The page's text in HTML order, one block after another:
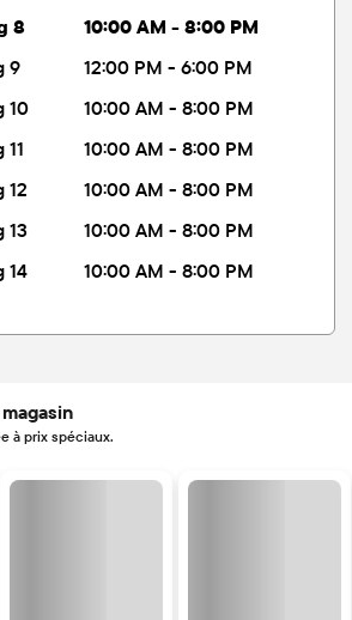
8
10:00 AM - 8:00 PM
9
12:00 PM - 6:00 PM
10
10:00 AM - 8:00 PM
11
10:00 AM - 8:00 PM
12
10:00 AM - 8:00 PM
13
10:00 AM - 8:00 PM
14 10:00 AM - 8:00 PM
à prix spéciaux.